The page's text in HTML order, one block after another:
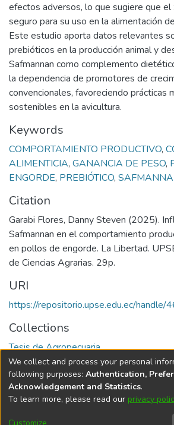
efectos adversos, lo que sugiere que el
seguro para su uso en la alimentación
Este estudio aporta datos relevantes
prebióticos en la producción animal y
Safmannan como complemento
la dependencia de promotores de
convencionales, favoreciendo prácticas
sostenibles en la avicultura.
Keywords
COMPORTAMIENTO PRODUCTIVO,
ALIMENTICIA, GANANCIA DE PESO,
ENGORDE, PREBIÓTICO,
Citation
Garabi Flores, Danny Steven (2025).
Safmannan en el comportamiento
en pollos de engorde. La Libertad.
de Ciencias Agrarias. 29p.
URI
https://repositorio.upse.edu.ec/
Collections
Tesis de Agropecuaria
Full item page
DSpace softwarecopyright ©
Cookie End
We collect and process your personal
following purposes: Authentication,
Acknowledgement and Statistics.
To learn more, please read our privacy